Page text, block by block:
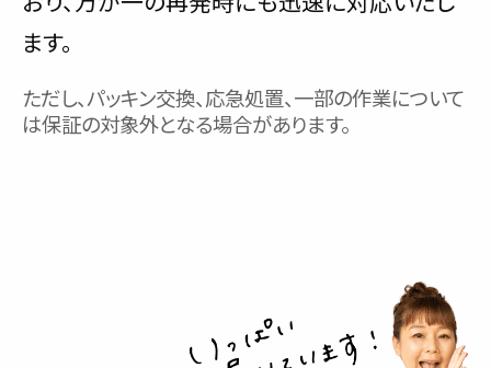
ます。
ただし、パッキン交換、応急処置、一部の作業について
は保証の対象外となる場合があります。